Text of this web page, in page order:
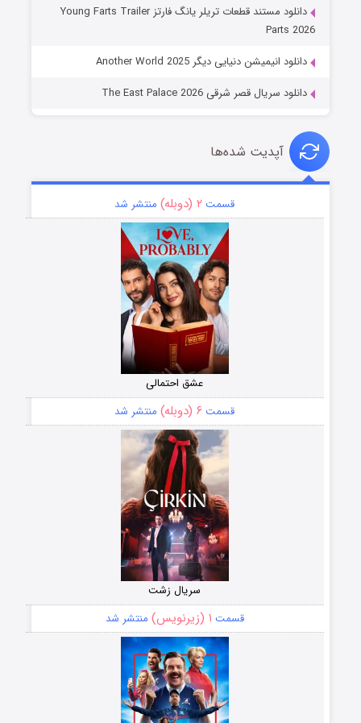
دانلود مستند قطعات تریلر یانگ فارتز Young Farts Trailer
Parts 2026
دانلود انیمیشن دنیایی دیگر Another World 2025
دانلود سریال قصر شرقی The East Palace 2026
آپدیت شده‌ها
قسمت ۲ (دوبله) منتشر شد
عشق احتمالی
قسمت ۶ (دوبله) منتشر شد
سریال زشت
قسمت ۱ (زیرنویس) منتشر شد